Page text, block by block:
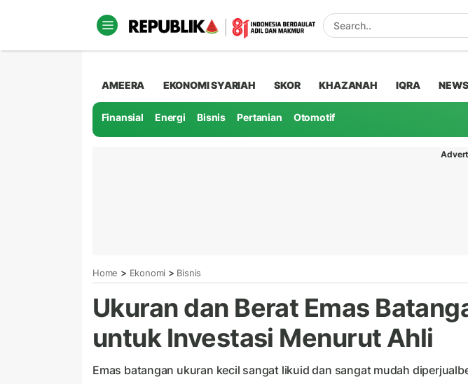
AMEERA EKONOMI SYARIAH SKOR KHAZANAH IQRA NEWS
Finansial Energi Bisnis Pertanian Otomotif
Home > Ekonomi > Bisnis
Ukuran dan Berat Emas
untuk Investasi Menurut Ahli
Emas batangan ukuran kecil sangat likuid dan sangat mudah